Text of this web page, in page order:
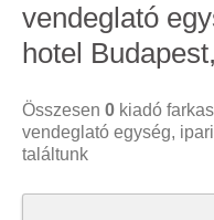
vendeglató
hotel
Összesen 0 kiadó
vendeglató egység,
találtunk